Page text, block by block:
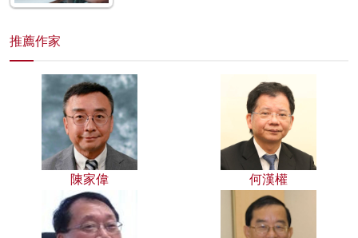
推薦作家
陳家偉 何漢權